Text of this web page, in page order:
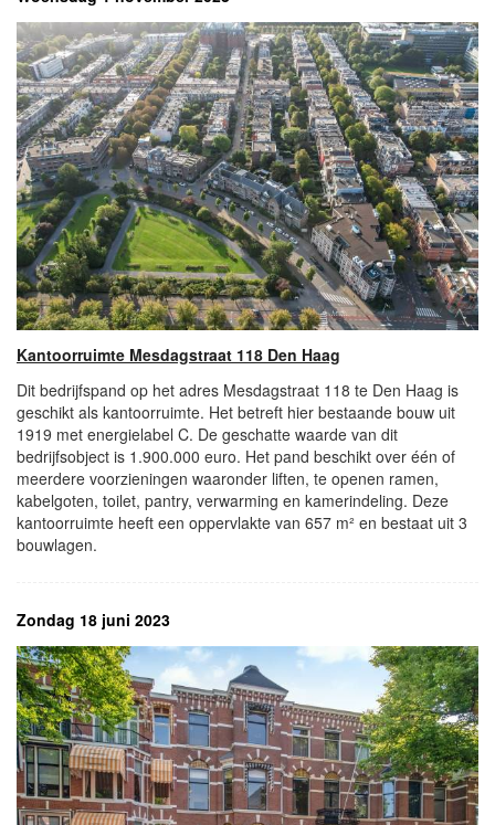
Kantoorruimte Mesdagstraat 118 Den Haag
Dit bedrijfspand op het adres Mesdagstraat 118 te Den Haag is
geschikt als kantoorruimte. Het betreft hier bestaande bouw uit
1919 met energielabel C. De geschatte waarde van dit
bedrijfsobject is 1.900.000 euro. Het pand beschikt over één of
meerdere voorzieningen waaronder liften, te openen ramen,
kabelgoten, toilet, pantry, verwarming en kamerindeling. Deze
kantoorruimte heeft een oppervlakte van 657 m² en bestaat uit 3
bouwlagen.
Zondag 18 juni 2023